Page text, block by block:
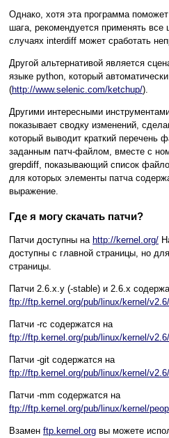
Однако, хотя эта программа
шага, рекомендуется применять все
случаях interdiff может сработать
Другой альтернативой является
языке python, который
(http://www.selenic.com/ketchup/).
Другими интересными
показывает сводку изменений,
который выводит краткий перечень
заданным патч-файлом, вместе с
grepdiff, показывающий список
для которых элементы патча
выражение.
Где я могу скачать патчи?
Патчи доступны на http://kernel.org/
доступны с главной страницы, но
страницы.
Патчи 2.6.x.y (-stable) и 2.6.x
ftp://ftp.kernel.org/pub/linux/kernel/v2.6/
Патчи -rc содержатся на
ftp://ftp.kernel.org/pub/linux/kernel/
Патчи -git содержатся на
ftp://ftp.kernel.org/pub/linux/kernel/
Патчи -mm содержатся на
ftp://ftp.kernel.org/pub/linux/kernel/
Взамен ftp.kernel.org вы можете